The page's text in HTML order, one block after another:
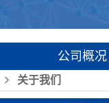
公司概况
关于我们